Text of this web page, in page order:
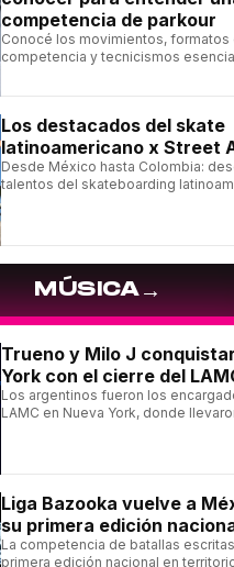
competencia de parkour
Conocé los movimientos, formatos
competencia y tecnicismos
Los destacados del skate
latinoamericano x Street
Desde México hasta Colombia:
talentos del skateboarding
MÚSICA→
Trueno y Milo J
York con el cierre del
Los argentinos fueron los
LAMC en Nueva York, donde
Liga Bazooka vuelve a
su primera edición
La competencia de batallas
primera edición nacional en